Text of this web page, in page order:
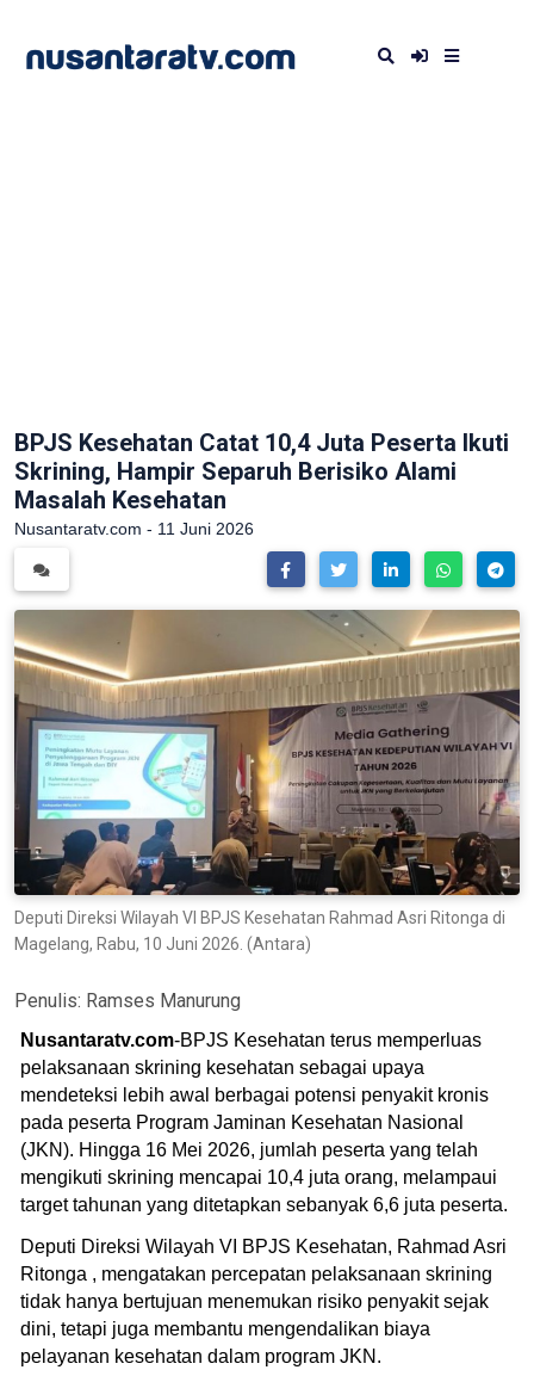
BPJS Kesehatan Catat 10,4 Juta Peserta Ikuti
Skrining, Hampir Separuh Berisiko Alami
Masalah Kesehatan
Nusantaratv.com - 11 Juni 2026
Deputi Direksi Wilayah VI BPJS Kesehatan Rahmad Asri Ritonga di
Magelang, Rabu, 10 Juni 2026. (Antara)
Penulis: Ramses Manurung
Nusantaratv.com-BPJS Kesehatan terus memperluas
pelaksanaan skrining kesehatan sebagai upaya
mendeteksi lebih awal berbagai potensi penyakit kronis
pada peserta Program Jaminan Kesehatan Nasional
(JKN). Hingga 16 Mei 2026, jumlah peserta yang telah
mengikuti skrining mencapai 10,4 juta orang, melampaui
target tahunan yang ditetapkan sebanyak 6,6 juta peserta.
Deputi Direksi Wilayah VI BPJS Kesehatan, Rahmad Asri
Ritonga , mengatakan percepatan pelaksanaan skrining
tidak hanya bertujuan menemukan risiko penyakit sejak
dini, tetapi juga membantu mengendalikan biaya
pelayanan kesehatan dalam program JKN.